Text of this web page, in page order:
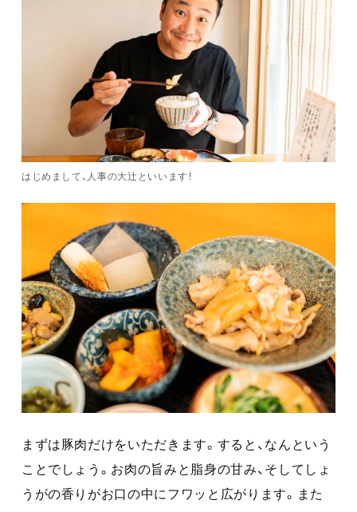
はじめまして、人事の大辻といいます！
まずは豚肉だけをいただきます。すると、なんという
ことでしょう。お肉の旨みと脂身の甘み、そしてしょ
うがの香りがお口の中にフワッと広がります。また